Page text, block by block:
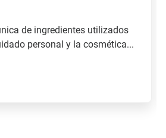
de ingredientes utilizados
personal y la cosmética...